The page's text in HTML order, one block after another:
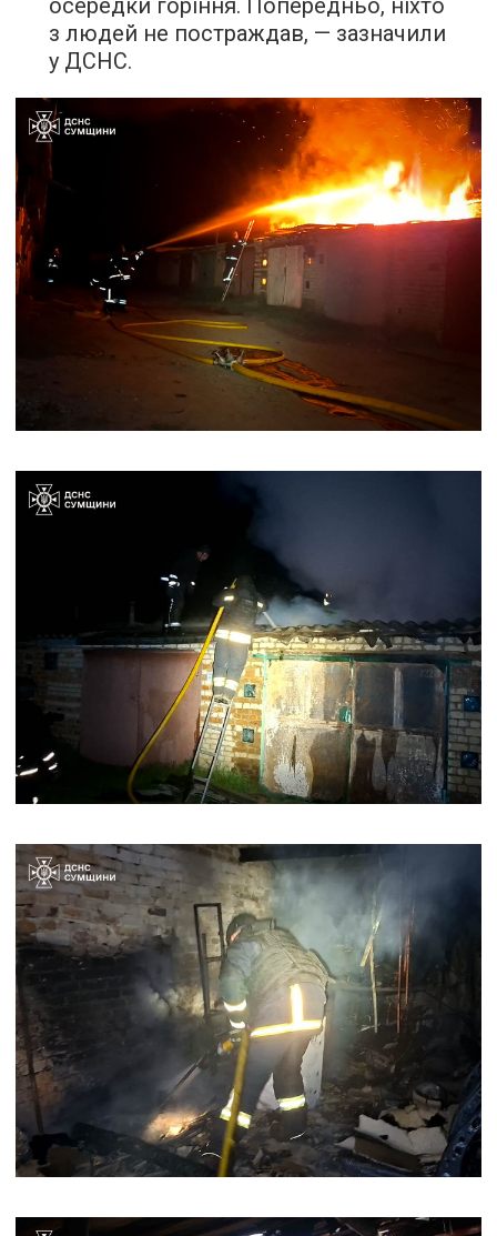
осередки горіння. Попередньо, ніхто
з людей не постраждав, — зазначили
у ДСНС.